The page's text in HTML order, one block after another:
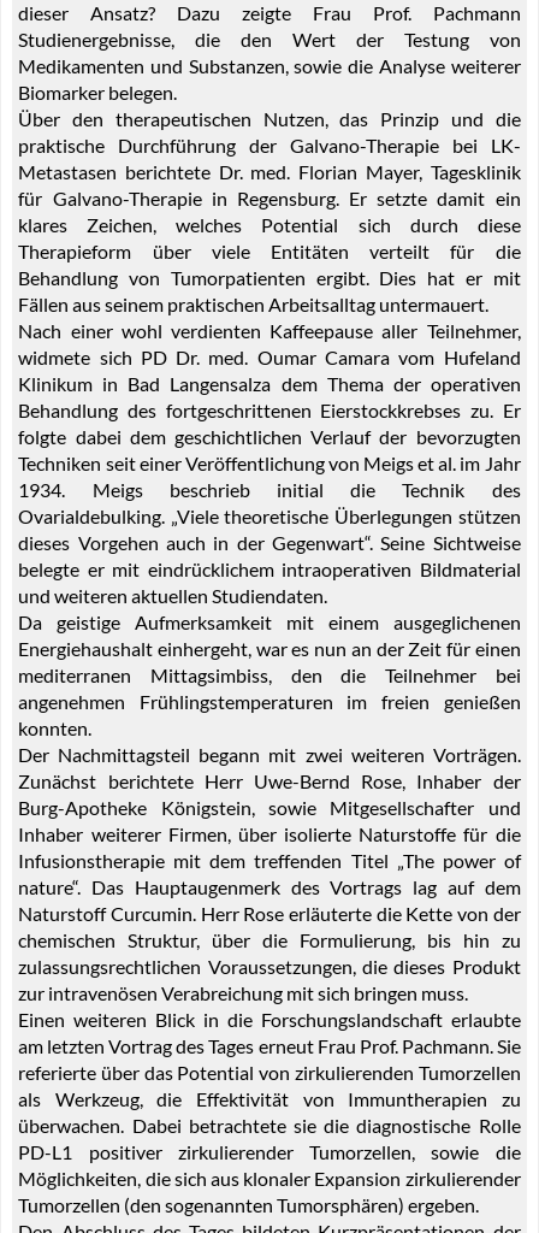
dieser Ansatz? Dazu zeigte Frau Prof. Pachmann
Studienergebnisse, die den Wert der Testung von
Medikamenten und Substanzen, sowie die Analyse weiterer
Biomarker belegen.
Über den therapeutischen Nutzen, das Prinzip und die
praktische Durchführung der Galvano-Therapie bei LK-
Metastasen berichtete Dr. med. Florian Mayer, Tagesklinik
für Galvano-Therapie in Regensburg. Er setzte damit ein
klares Zeichen, welches Potential sich durch diese
Therapieform über viele Entitäten verteilt für die
Behandlung von Tumorpatienten ergibt. Dies hat er mit
Fällen aus seinem praktischen Arbeitsalltag untermauert.
Nach einer wohl verdienten Kaffeepause aller Teilnehmer,
widmete sich PD Dr. med. Oumar Camara vom Hufeland
Klinikum in Bad Langensalza dem Thema der operativen
Behandlung des fortgeschrittenen Eierstockkrebses zu. Er
folgte dabei dem geschichtlichen Verlauf der bevorzugten
Techniken seit einer Veröffentlichung von Meigs et al. im Jahr
1934. Meigs beschrieb initial die Technik des
Ovarialdebulking. „Viele theoretische Überlegungen stützen
dieses Vorgehen auch in der Gegenwart“. Seine Sichtweise
belegte er mit eindrücklichem intraoperativen Bildmaterial
und weiteren aktuellen Studiendaten.
Da geistige Aufmerksamkeit mit einem ausgeglichenen
Energiehaushalt einhergeht, war es nun an der Zeit für einen
mediterranen Mittagsimbiss, den die Teilnehmer bei
angenehmen Frühlingstemperaturen im freien genießen
konnten.
Der Nachmittagsteil begann mit zwei weiteren Vorträgen.
Zunächst berichtete Herr Uwe-Bernd Rose, Inhaber der
Burg-Apotheke Königstein, sowie Mitgesellschafter und
Inhaber weiterer Firmen, über isolierte Naturstoffe für die
Infusionstherapie mit dem treffenden Titel „The power of
nature“. Das Hauptaugenmerk des Vortrags lag auf dem
Naturstoff Curcumin. Herr Rose erläuterte die Kette von der
chemischen Struktur, über die Formulierung, bis hin zu
zulassungsrechtlichen Voraussetzungen, die dieses Produkt
zur intravenösen Verabreichung mit sich bringen muss.
Einen weiteren Blick in die Forschungslandschaft erlaubte
am letzten Vortrag des Tages erneut Frau Prof. Pachmann. Sie
referierte über das Potential von zirkulierenden Tumorzellen
als Werkzeug, die Effektivität von Immuntherapien zu
überwachen. Dabei betrachtete sie die diagnostische Rolle
PD-L1 positiver zirkulierender Tumorzellen, sowie die
Möglichkeiten, die sich aus klonaler Expansion zirkulierender
Tumorzellen (den sogenannten Tumorsphären) ergeben.